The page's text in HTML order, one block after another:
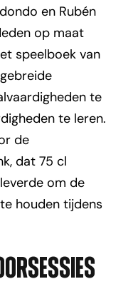
en Rubén
op maat
speelboek van
te
te leren.
de
dat 75 cl
om de
houden tijdens